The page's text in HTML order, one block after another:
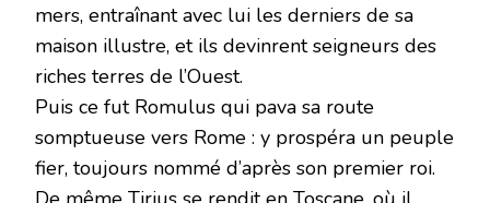
mers, entraînant avec lui les derniers de sa
maison illustre, et ils devinrent seigneurs des
riches terres de l’Ouest.
Puis ce fut Romulus qui pava sa route
somptueuse vers Rome : y prospéra un peuple
fier, toujours nommé d’après son premier roi.